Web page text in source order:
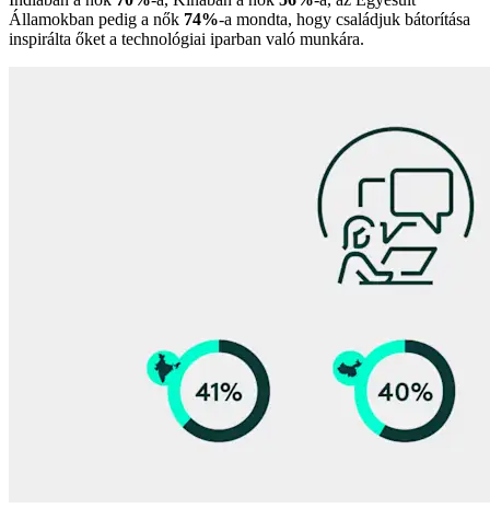
Államokban pedig a nők 74%-a mondta, hogy családjuk bátorítása
inspirálta őket a technológiai iparban való munkára.